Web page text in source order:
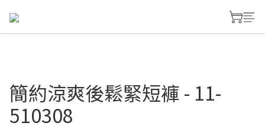
簡約涼爽後鬆緊短褲 - 11-
510308